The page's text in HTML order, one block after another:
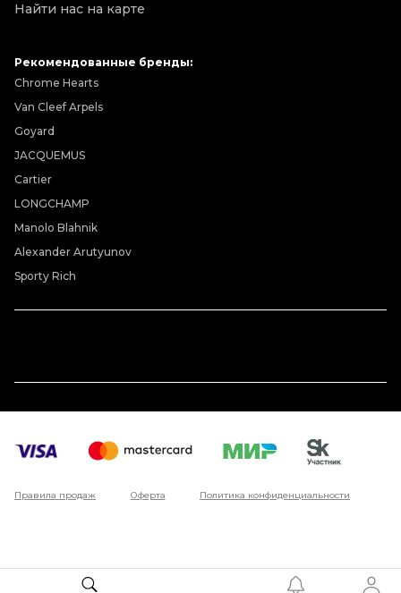
Найти нас на карте
Рекомендованные бренды:
Chrome Hearts
Van Cleef Arpels
Goyard
JACQUEMUS
Cartier
LONGCHAMP
Manolo Blahnik
Alexander Arutyunov
Sporty Rich
Правила продаж Оферта Политика конфиденциальности